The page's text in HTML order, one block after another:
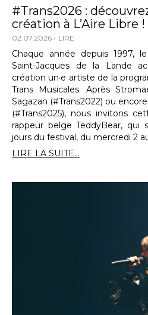
#Trans2026 :
création à L’Aire Libre !
02.07.2026 LIRE
Chaque année depuis 1997,
Saint-Jacques de la Lande
création un·e artiste de la
Trans Musicales. Après
Sagazan (#Trans2022) ou
(#Trans2025), nous invitons
rappeur belge TeddyBear, qui
jours du festival, du mercredi 2
LIRE LA SUITE...